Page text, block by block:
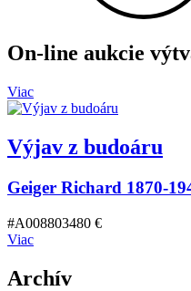
On-line aukcie
Viac
Výjav z budoáru
Geiger Richard 1870-
#A008803480 €
Viac
Archív